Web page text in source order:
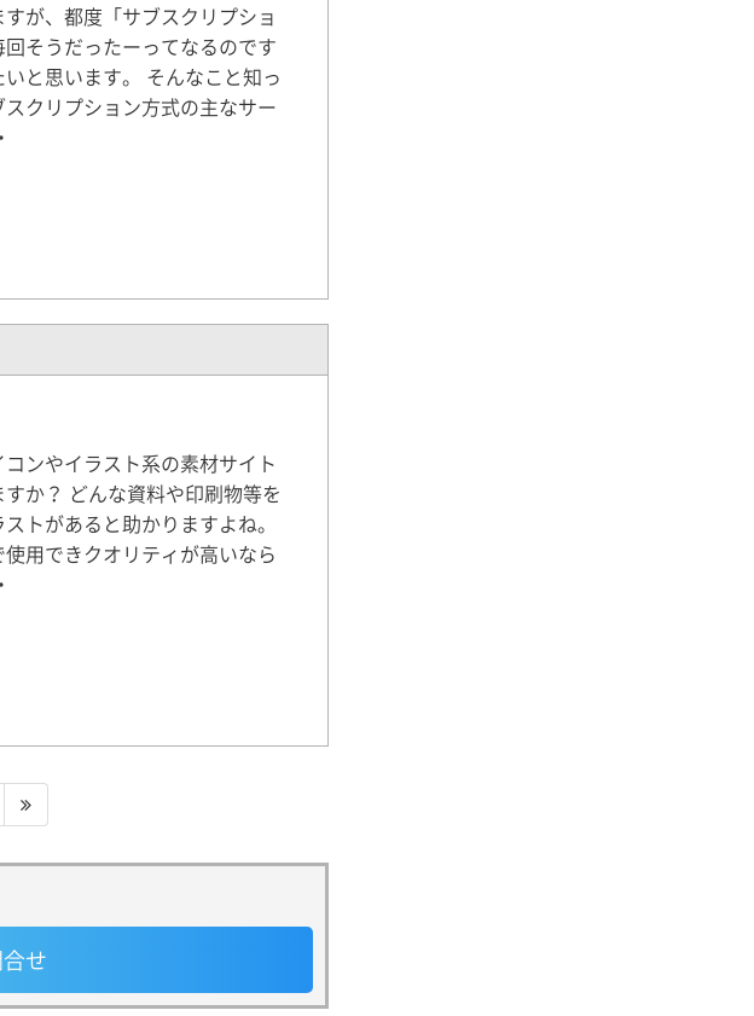
が、都度「サブスクリプショ
そうだったーってなるのです
と思います。 そんなこと知っ
クリプション方式の主なサー
ンやイラスト系の素材サイト
か？ どんな資料や印刷物等を
トがあると助かりますよね。
用できクオリティが高いなら
せ